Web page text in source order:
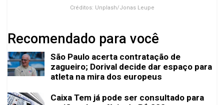
Créditos: Unplash/Jonas Leupe
Recomendado para você
São Paulo acerta contratação de
zagueiro; Dorival decide dar espaço para
atleta na mira dos europeus
Caixa Tem já pode ser consultado para